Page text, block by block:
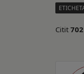
Citit 702